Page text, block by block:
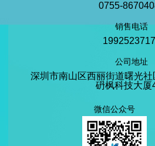
0755-
销售电话
公司地址
深圳市南山区西丽街道曙光
砃枫科技大厦
微信公众号